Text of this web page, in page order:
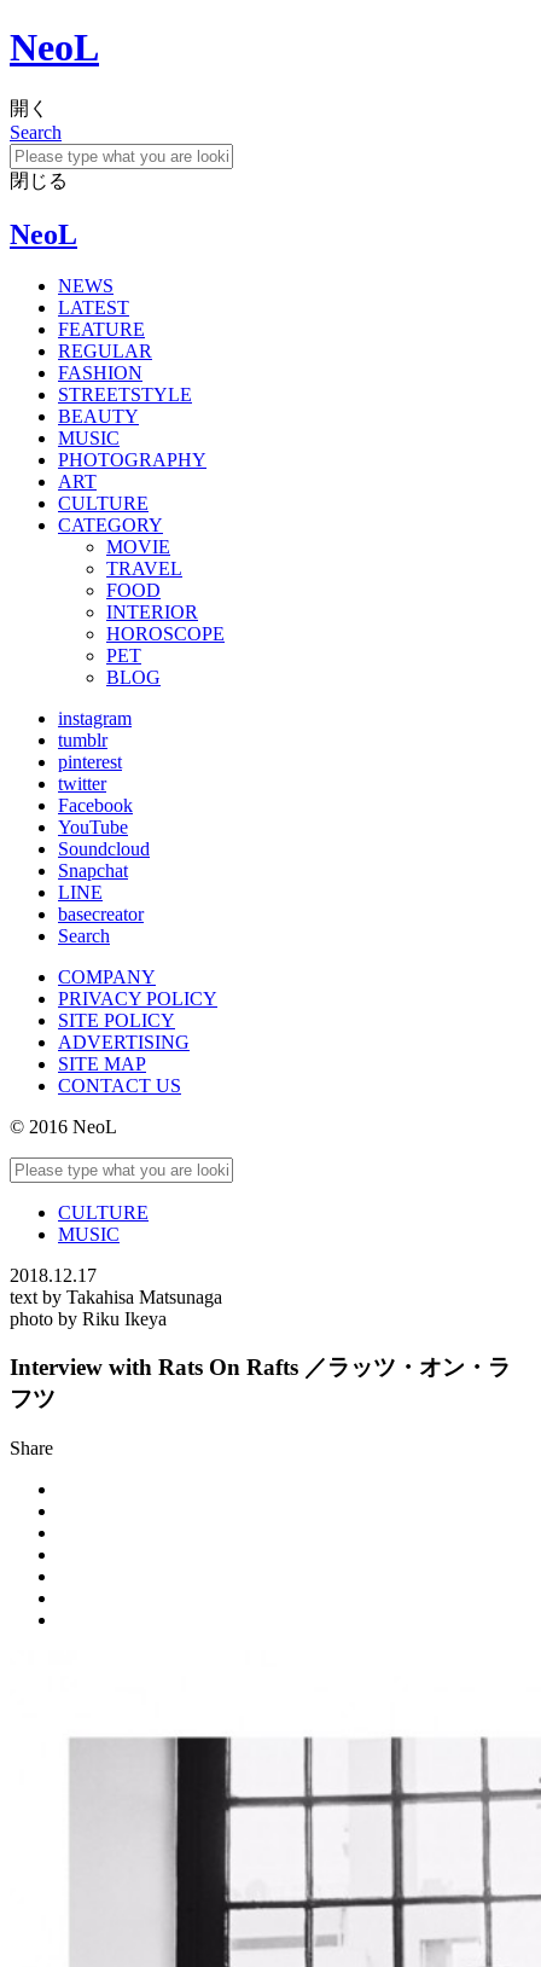
NeoL
開く
Search
閉じる
NeoL
NEWS
LATEST
FEATURE
REGULAR
FASHION
STREETSTYLE
BEAUTY
MUSIC
PHOTOGRAPHY
ART
CULTURE
CATEGORY
MOVIE
TRAVEL
FOOD
INTERIOR
HOROSCOPE
PET
BLOG
instagram
tumblr
pinterest
twitter
Facebook
YouTube
Soundcloud
Snapchat
LINE
basecreator
Search
COMPANY
PRIVACY POLICY
SITE POLICY
ADVERTISING
SITE MAP
CONTACT US
© 2016 NeoL
CULTURE
MUSIC
2018.12.17
text by Takahisa Matsunaga
photo by Riku Ikeya
Interview with Rats On Rafts ／ラッツ・オン・ラ
フツ
Share